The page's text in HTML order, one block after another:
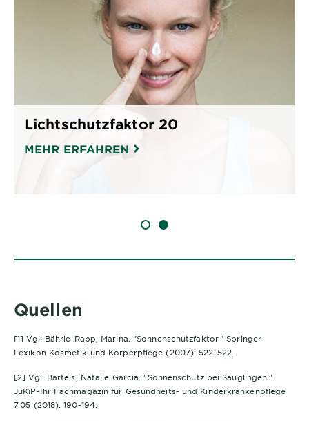
Lichtschutzfaktor 20
MEHR ERFAHREN
SLIDE 1SLIDE 2
Quellen
[1] Vgl. Bährle-Rapp, Marina. "Sonnenschutzfaktor." Springer
Lexikon Kosmetik und Körperpflege (2007): 522-522.
[2] Vgl. Bartels, Natalie Garcia. "Sonnenschutz bei Säuglingen."
JuKiP-Ihr Fachmagazin für Gesundheits- und Kinderkrankenpflege
7.05 (2018): 190-194.